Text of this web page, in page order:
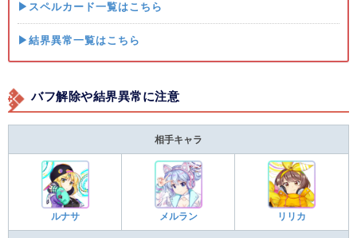
▶スペルカード一覧はこちら
▶結界異常一覧はこちら
バフ解除や結界異常に注意
相手キャラ
ルナサ メルラン リリカ